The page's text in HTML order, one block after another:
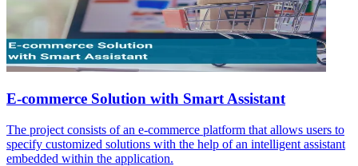
E-commerce Solution with Smart Assistant
The project consists of an e-commerce platform that allows users to
specify customized solutions with the help of an intelligent assistant
embedded within the application.